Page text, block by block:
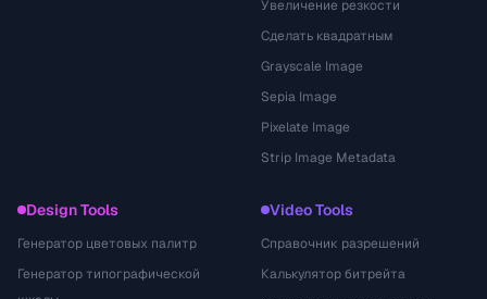
Увеличение резкости
Сделать квадратным
Grayscale Image
Sepia Image
Pixelate Image
Strip Image Metadata
Design Tools
Генератор цветовых палитр
Генератор типографической
Video Tools
Справочник разрешений
Калькулятор битрейта